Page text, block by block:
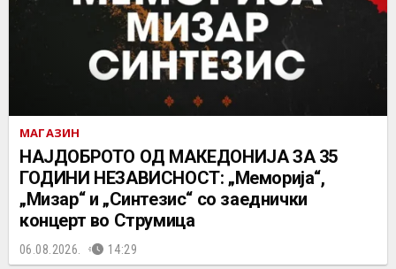
МАГАЗИН
НАЈДОБРОТО ОД МАКЕДОНИЈА ЗА 35
ГОДИНИ НЕЗАВИСНОСТ: „Меморија“,
„Мизар“ и „Синтезис“ со заеднички
концерт во Струмица
06.08.2026. 14:29